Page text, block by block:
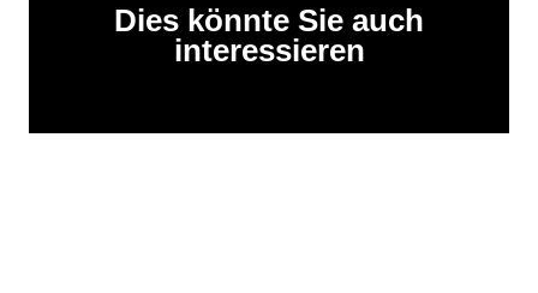
Dies könnte Sie auch
interessieren